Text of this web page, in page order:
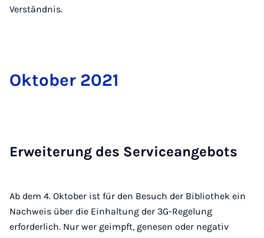
Verständnis.
Ok­to­ber 2021
Er­wei­te­rung des Ser­vice­an­ge­bots
Ab dem 4. Oktober ist für den Besuch der Bibliothek ein
Nachweis über die Einhaltung der 3G-Regelung
erforderlich. Nur wer geimpft, genesen oder negativ